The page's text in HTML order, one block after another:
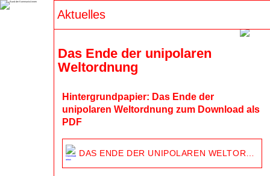
Aktuelles
1. Mai 2026: Hinein in den
antimilitaristischen Block!
Aufruf des Bund der Kommunist:innen (BdK),
Revolutionäre Perspektive Berlin (RPB) zum
revolutionären 1. Mai 2026 JUGEND
VERWEIGERT! Wir stehen Schulter an
Das Ende der unipolaren
Weltordnung
Hintergrundpapier: Das Ende der
unipolaren Weltordnung zum Download als
PDF